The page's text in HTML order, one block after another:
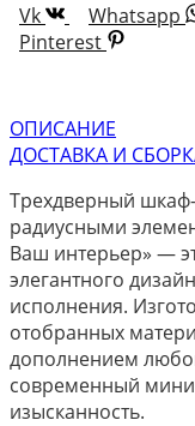
Vk
Whatsapp
Pinterest
ОПИСАНИЕ
ДОСТАВКА И
Трехдверный
радиусными
Ваш интерьер» —
элегантного
исполнения.
отобранных
дополнением
современный
изысканность.